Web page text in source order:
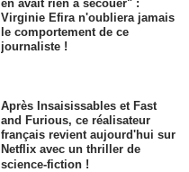
en avait rien à secouer" :
Virginie Efira n'oubliera jamais
le comportement de ce
journaliste !
Après Insaisissables et Fast
and Furious, ce réalisateur
français revient aujourd'hui sur
Netflix avec un thriller de
science-fiction !